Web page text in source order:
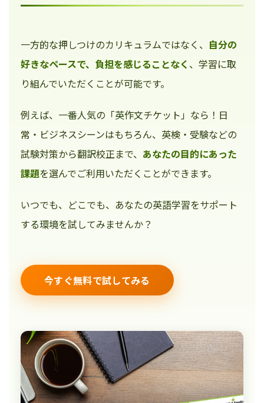
一方的な押しつけのカリキュラムではなく、 自分の
好きなペースで、負担を感じることなく 、学習に取
り組んでいただくことが可能です。
例えば、一番人気の「英作文チケット」なら！日
常・ビジネスシーンはもちろん、英検・受験などの
試験対策から翻訳校正まで、 あなたの目的にあった
課題を選んでご利用いただくことができます。
いつでも、どこでも、あなたの英語学習をサポート
する環境を試してみませんか？
今すぐ無料で試してみる